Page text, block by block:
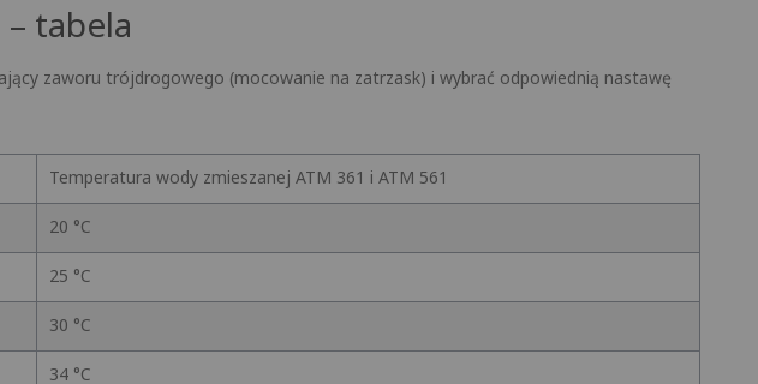
tabela
zaworu trójdrogowego (mocowanie na zatrzask) i wybrać odpowiednią nastawę
Temperatura wody zmieszanej ATM 361 i ATM 561
20 °C
25 °C
30 °C
34 °C